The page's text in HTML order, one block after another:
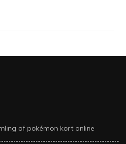
af pokémon kort online